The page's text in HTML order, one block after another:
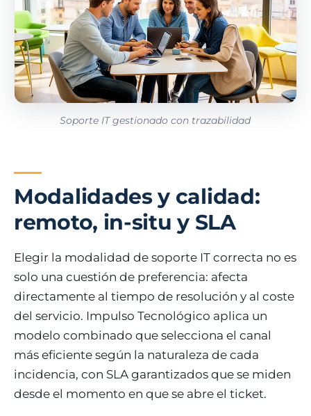
Soporte IT gestionado con trazabilidad
Modalidades y calidad:
remoto, in-situ y SLA
Elegir la modalidad de soporte IT correcta no es
solo una cuestión de preferencia: afecta
directamente al tiempo de resolución y al coste
del servicio. Impulso Tecnológico aplica un
modelo combinado que selecciona el canal
más eficiente según la naturaleza de cada
incidencia, con SLA garantizados que se miden
desde el momento en que se abre el ticket.